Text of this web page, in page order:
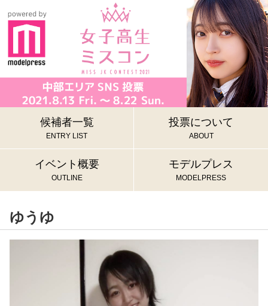
候補者一覧
ENTRY LIST
投票について
ABOUT
イベント概要
OUTLINE
モデルプレス
MODELPRESS
ゆうゆ